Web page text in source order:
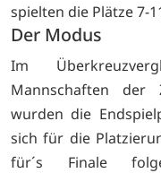
spielten die Plätze 7-
Der Modus
Im
Mannschaften der
wurden die
sich für die
für´s Finale